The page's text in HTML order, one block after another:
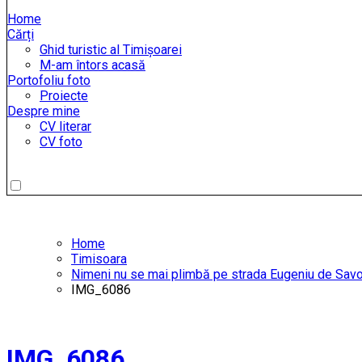
Home
Cărți
Ghid turistic al Timișoarei
M-am întors acasă
Portofoliu foto
Proiecte
Despre mine
CV literar
CV foto
Home
Timisoara
Nimeni nu se mai plimbă pe strada Eugeniu de
IMG_6086